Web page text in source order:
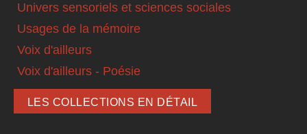
Univers sensoriels et sciences sociales
Usages de la mémoire
Voix d'ailleurs
Voix d'ailleurs - Poésie
LES COLLECTIONS EN DÉTAIL